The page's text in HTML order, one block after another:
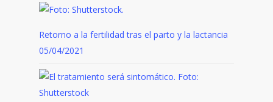
Retorno a la fertilidad tras el parto y la lactancia
05/04/2021